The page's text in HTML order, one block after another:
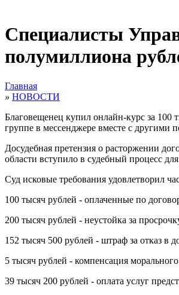
Специалисты
полумиллиона
Главная
» НОВОСТИ
Благовещенец купил онлайн-курс за 100
группе в мессенджере вместе с другими
Досудебная претензия о расторжении
области вступило в судебный процесс
Суд исковые требования удовлетворил
100 тысяч рублей - оплаченные по
200 тысяч рублей - неустойка за
152 тысяч 500 рублей - штраф за отказ в
5 тысяч рублей - компенсация морального
39 тысяч 200 рублей - оплата услуг